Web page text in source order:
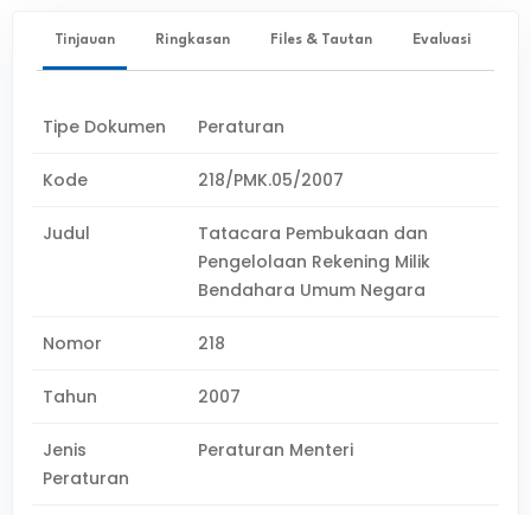
Tinjauan Ringkasan Files & Tautan Evaluasi
Tipe Dokumen Peraturan
Kode 218/PMK.05/2007
Judul
Tatacara Pembukaan dan
Pengelolaan Rekening Milik
Bendahara Umum Negara
Nomor 218
Tahun 2007
Jenis
Peraturan
Peraturan Menteri